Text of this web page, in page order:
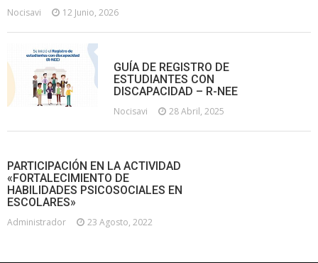
Nocisavi 12 Junio, 2026
GUÍA DE REGISTRO DE
ESTUDIANTES CON
DISCAPACIDAD – R-NEE
Nocisavi 28 Abril, 2025
PARTICIPACIÓN EN LA ACTIVIDAD
«FORTALECIMIENTO DE
HABILIDADES PSICOSOCIALES EN
ESCOLARES»
Administrador 23 Agosto, 2022